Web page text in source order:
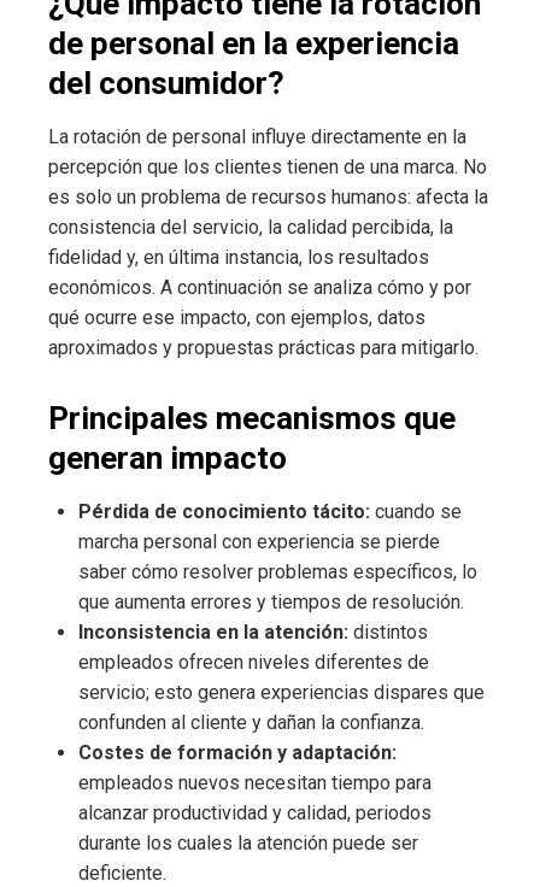
de personal en la experiencia
del consumidor?
La rotación de personal influye directamente en la
percepción que los clientes tienen de una marca. No
es solo un problema de recursos humanos: afecta la
consistencia del servicio, la calidad percibida, la
fidelidad y, en última instancia, los resultados
económicos. A continuación se analiza cómo y por
qué ocurre ese impacto, con ejemplos, datos
aproximados y propuestas prácticas para mitigarlo.
Principales mecanismos que
generan impacto
Pérdida de conocimiento tácito: cuando se
marcha personal con experiencia se pierde
saber cómo resolver problemas específicos, lo
que aumenta errores y tiempos de resolución.
Inconsistencia en la atención: distintos
empleados ofrecen niveles diferentes de
servicio; esto genera experiencias dispares que
confunden al cliente y dañan la confianza.
Costes de formación y adaptación:
empleados nuevos necesitan tiempo para
alcanzar productividad y calidad, periodos
durante los cuales la atención puede ser
deficiente.